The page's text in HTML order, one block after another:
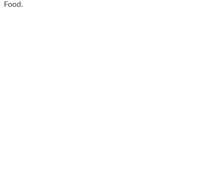
Food.